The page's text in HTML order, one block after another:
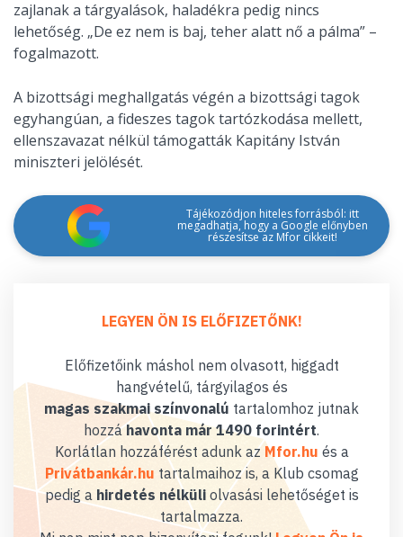
zajlanak a tárgyalások, haladékra pedig nincs
lehetőség. „De ez nem is baj, teher alatt nő a pálma” –
fogalmazott.
A bizottsági meghallgatás végén a bizottsági tagok
egyhangúan, a fideszes tagok tartózkodása mellett,
ellenszavazat nélkül támogatták Kapitány István
miniszteri jelölését.
Tájékozódjon hiteles forrásból: itt
megadhatja, hogy a Google előnyben
részesítse az Mfor cikkeit!
LEGYEN ÖN IS ELŐFIZETŐNK!
Előfizetőink máshol nem olvasott, higgadt
hangvételű, tárgyilagos és
magas szakmai színvonalú tartalomhoz jutnak
hozzáhavonta már 1490 forintért.
Korlátlan hozzáférést adunk az Mfor.hu és a
Privátbankár.hu tartalmaihoz is, a Klub csomag
pedig a hirdetés nélküliolvasási lehetőséget is
tartalmazza.